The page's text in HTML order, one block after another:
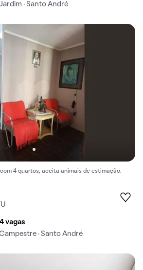
· Santo André
4 quartos, aceita animais de estimação.
vagas
· Santo André